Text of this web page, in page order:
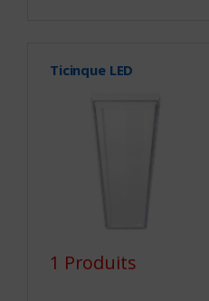
Ticinque LED
1 Produits